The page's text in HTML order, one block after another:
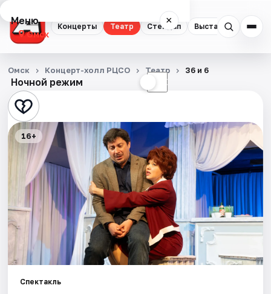
Концерты Театр Стендап Выставки
Меню ×
Омск
Концерты
Театр
Стендап
Выставки
Квесты
Экскурсии
Спорт
События
Ночной режим ☾
Омск Концерт-холл РЦСО Театр 36 и 6
16+
Спектакль